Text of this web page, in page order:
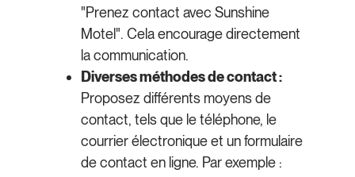
"Prenez contact avec Sunshine
Motel". Cela encourage directement
la communication.
Diverses méthodes de contact :
Proposez différents moyens de
contact, tels que le téléphone, le
courrier électronique et un formulaire
de contact en ligne. Par exemple :